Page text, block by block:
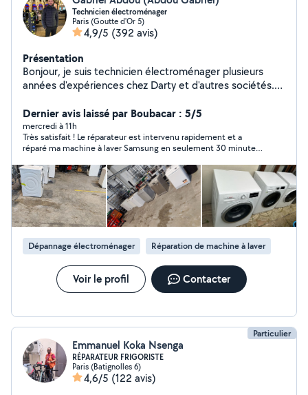
Technicien électroménager
Paris (Goutte d'Or 5)
4,9/5 (392 avis)
Présentation
Bonjour, je suis technicien électroménager plusieurs
années d'expériences chez Darty et d'autres sociétés.
directement
Dernier avis laissé par Boubacar : 5/5
mercredi à 11h
Très satisfait ! Le réparateur est intervenu rapidement et a
réparé ma machine à laver Samsung en seulement 30 minutes.
recommande sans hésitation. Merci encore pour votre
excellent travail !
Dépannage électroménager Réparation de machine à laver
Voir le profil Contacter
Particulier
Emmanuel Koka Nsenga
RÉPARATEUR FRIGORISTE
Paris (Batignolles 6)
4,6/5 (122 avis)